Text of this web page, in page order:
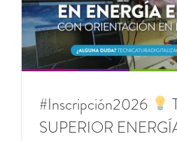
#Inscripción2026
SUPERIOR